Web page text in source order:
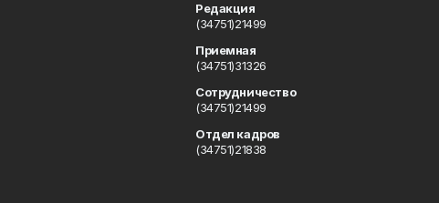
Редакция
(34751)21499
Приемная
(34751)31326
Сотрудничество
(34751)21499
Отдел кадров
(34751)21838